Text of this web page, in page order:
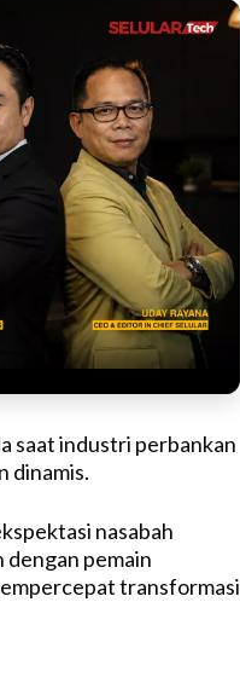
saat industri perbankan
dinamis.
nasabah
pemain
transformasi